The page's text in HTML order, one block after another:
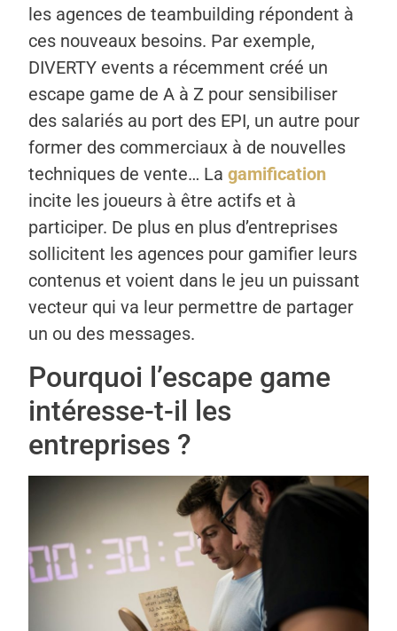
les agences de teambuilding répondent à
ces nouveaux besoins. Par exemple,
DIVERTY events a récemment créé un
escape game de A à Z pour sensibiliser
des salariés au port des EPI, un autre pour
former des commerciaux à de nouvelles
techniques de vente… Lagamification
incite les joueurs à être actifs et à
participer. De plus en plus d’entreprises
sollicitent les agences pour gamifier leurs
contenus et voient dans le jeu un puissant
vecteur qui va leur permettre de partager
un ou des messages.
Pourquoi l’escape game
intéresse-t-il les
entreprises ?